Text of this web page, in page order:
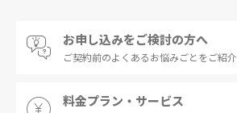
お申し込みをご検討の方へ
ご契約前のよくあるお悩みごとをご紹介
料金プラン・サービス